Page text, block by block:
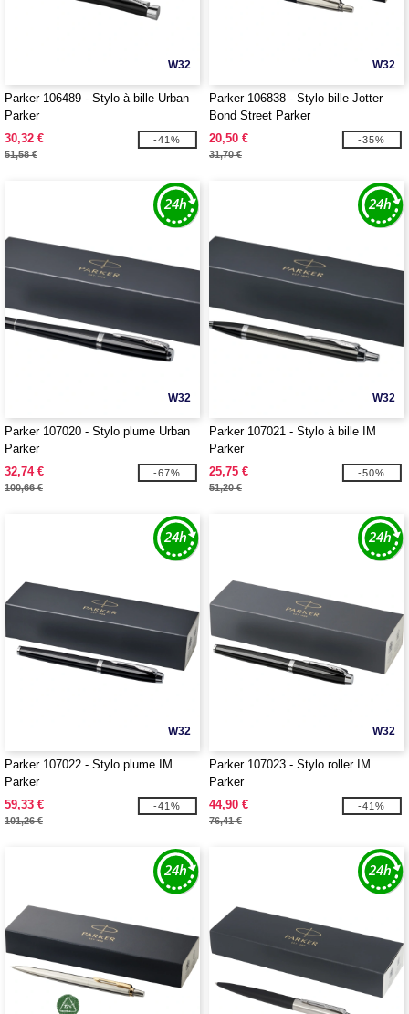
W32
Parker 106489 - Stylo à bille Urban
Parker
30,32 €
51,58 €
-41%
W32
Parker 106838 - Stylo bille Jotter
Bond Street Parker
20,50 €
31,70 €
-35%
W32
Parker 107020 - Stylo plume Urban
Parker
32,74 €
100,66 €
-67%
W32
Parker 107021 - Stylo à bille IM
Parker
25,75 €
51,20 €
-50%
W32
Parker 107022 - Stylo plume IM
Parker
59,33 €
101,26 €
-41%
W32
Parker 107023 - Stylo roller IM
Parker
44,90 €
76,41 €
-41%